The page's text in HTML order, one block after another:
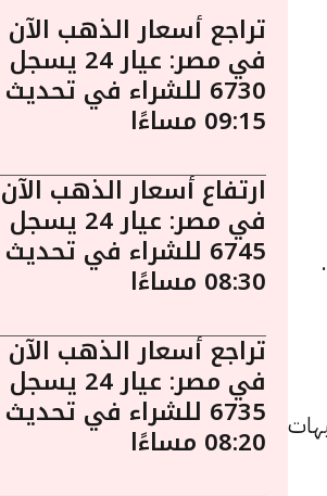
و6270 جنيهًا للشراء، بانخفاض قدره 20 جنيهات
تراجع أسعار الذهب الآن
في مصر: عيار 24 يسجل
6730 للشراء في تحديث
09:15 مساءًا
ارتفاع أسعار الذهب الآن
في مصر: عيار 24 يسجل
6745 للشراء في تحديث
08:30 مساءًا
تراجع أسعار الذهب الآن
في مصر: عيار 24 يسجل
6735 للشراء في تحديث
08:20 مساءًا